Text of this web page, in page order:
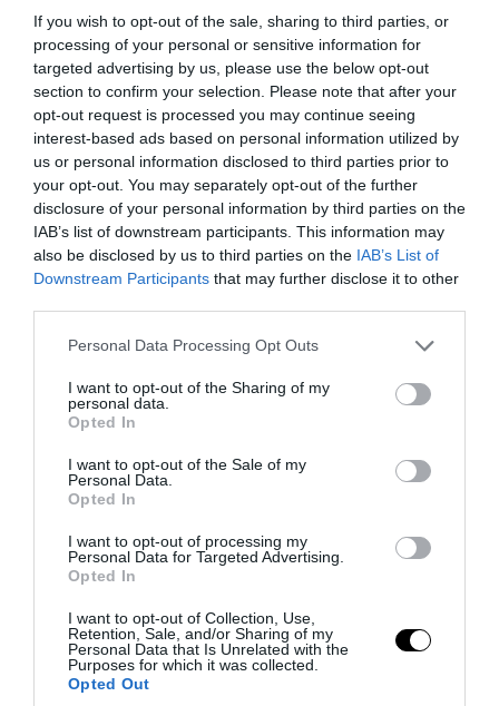
If you wish to opt-out of the sale, sharing to third parties, or
processing of your personal or sensitive information for
targeted advertising by us, please use the below opt-out
section to confirm your selection. Please note that after your
opt-out request is processed you may continue seeing
interest-based ads based on personal information utilized by
us or personal information disclosed to third parties prior to
your opt-out. You may separately opt-out of the further
disclosure of your personal information by third parties on the
IAB’s list of downstream participants. This information may
also be disclosed by us to third parties on the IAB’s List of
Downstream Participants that may further disclose it to other
Please note that this website/app uses one or more Google
not limited to your visit or usage behaviour. You may click to
grant or deny consent to Google and its third-party tags to
use your data for below specified purposes in below Google
consent section.
Personal Data Processing Opt Outs
I want to opt-out of the Sharing of my
personal data.
Opted In
I want to opt-out of the Sale of my
Personal Data.
Opted In
I want to opt-out of processing my
Personal Data for Targeted Advertising.
Opted In
I want to opt-out of Collection, Use,
Retention, Sale, and/or Sharing of my
Personal Data that Is Unrelated with the
Purposes for which it was collected.
Opted Out
«Όταν σου πετάνε μια πέτρα, τους
καταστρέφεις»: Η ατάκα του
Δ.Γιαννακόπουλου που προαναγγέλλει
αποκαλύψεις (βίντεο)
07.08.2026 | 19:50